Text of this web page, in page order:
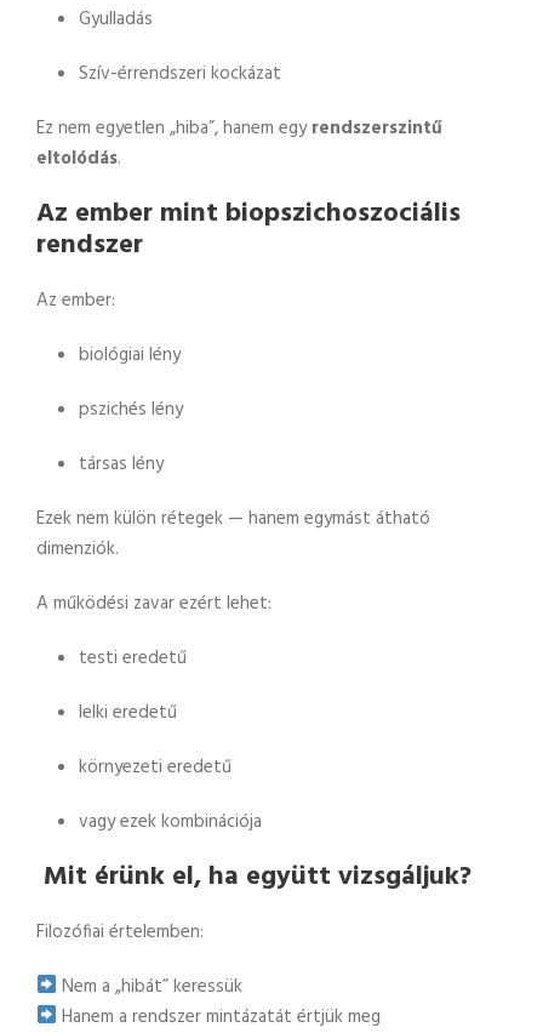
Gyulladás
Szív-érrendszeri kockázat
Ez nem egyetlen „hiba”, hanem egyrendszerszintű
eltolódás.
Az ember mint biopszichoszociális
rendszer
Az ember:
biológiai lény
pszichés lény
társas lény
Ezek nem külön rétegek — hanem egymást átható
dimenziók.
A működési zavar ezért lehet:
testi eredetű
lelki eredetű
környezeti eredetű
vagy ezek kombinációja
Mit érünk el, ha együtt vizsgáljuk?
Filozófiai értelemben:
Nem a „hibát” keressük
Hanem a rendszer mintázatát értjük meg